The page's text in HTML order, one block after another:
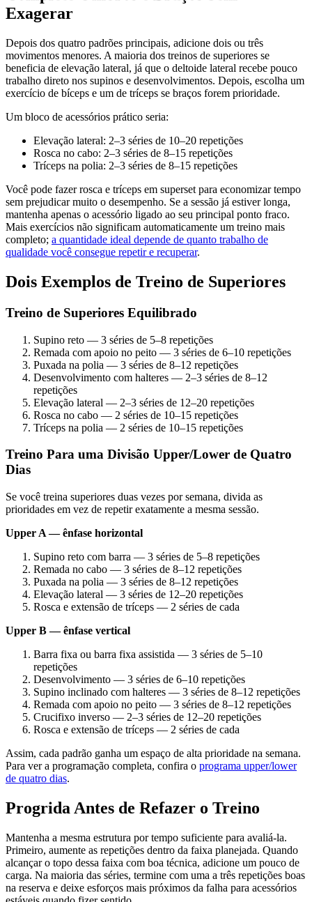
Exagerar
Depois dos quatro padrões principais, adicione dois ou três
movimentos menores. A maioria dos treinos de superiores se
beneficia de elevação lateral, já que o deltoide lateral recebe pouco
trabalho direto nos supinos e desenvolvimentos. Depois, escolha um
exercício de bíceps e um de tríceps se braços forem prioridade.
Um bloco de acessórios prático seria:
Elevação lateral: 2–3 séries de 10–20 repetições
Rosca no cabo: 2–3 séries de 8–15 repetições
Tríceps na polia: 2–3 séries de 8–15 repetições
Você pode fazer rosca e tríceps em superset para economizar tempo
sem prejudicar muito o desempenho. Se a sessão já estiver longa,
mantenha apenas o acessório ligado ao seu principal ponto fraco.
Mais exercícios não significam automaticamente um treino mais
completo; a quantidade ideal depende de quanto trabalho de
qualidade você consegue repetir e recuperar.
Dois Exemplos de Treino de Superiores
Treino de Superiores Equilibrado
Supino reto — 3 séries de 5–8 repetições
Remada com apoio no peito — 3 séries de 6–10 repetições
Puxada na polia — 3 séries de 8–12 repetições
Desenvolvimento com halteres — 2–3 séries de 8–12
repetições
Elevação lateral — 2–3 séries de 12–20 repetições
Rosca no cabo — 2 séries de 10–15 repetições
Tríceps na polia — 2 séries de 10–15 repetições
Treino Para uma Divisão Upper/Lower de Quatro
Dias
Se você treina superiores duas vezes por semana, divida as
prioridades em vez de repetir exatamente a mesma sessão.
Upper A — ênfase horizontal
Supino reto com barra — 3 séries de 5–8 repetições
Remada no cabo — 3 séries de 8–12 repetições
Puxada na polia — 3 séries de 8–12 repetições
Elevação lateral — 3 séries de 12–20 repetições
Rosca e extensão de tríceps — 2 séries de cada
Upper B — ênfase vertical
Barra fixa ou barra fixa assistida — 3 séries de 5–10
repetições
Desenvolvimento — 3 séries de 6–10 repetições
Supino inclinado com halteres — 3 séries de 8–12 repetições
Remada com apoio no peito — 3 séries de 8–12 repetições
Crucifixo inverso — 2–3 séries de 12–20 repetições
Rosca e extensão de tríceps — 2 séries de cada
Assim, cada padrão ganha um espaço de alta prioridade na semana.
Para ver a programação completa, confira o programa upper/lower
de quatro dias.
Progrida Antes de Refazer o Treino
Mantenha a mesma estrutura por tempo suficiente para avaliá-la.
Primeiro, aumente as repetições dentro da faixa planejada. Quando
alcançar o topo dessa faixa com boa técnica, adicione um pouco de
carga. Na maioria das séries, termine com uma a três repetições boas
na reserva e deixe esforços mais próximos da falha para acessórios